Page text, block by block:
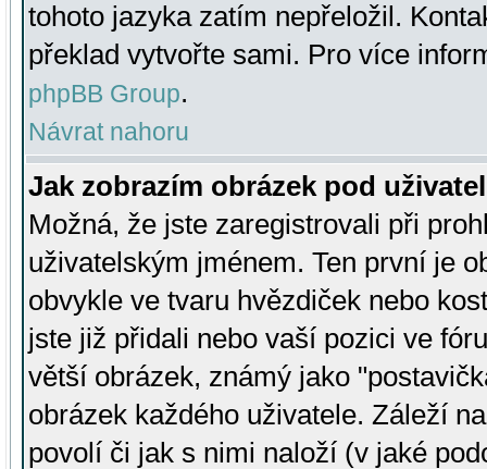
tohoto jazyka zatím nepřeložil.
překlad vytvořte sami. Pro více
phpBB Group.
Návrat nahoru
Jak zobrazím obrázek pod
Možná, že jste zaregistrovali při
uživatelským jménem. Ten první je
obvykle ve tvaru hvězdiček nebo
jste již přidali nebo vaší pozici ve
větší obrázek, známý jako
obrázek každého uživatele. Záleží
povolí či jak s nimi naloží (v jaké